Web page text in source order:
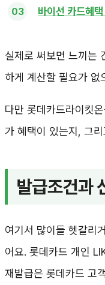
바이선 카드혜
실제로 써보면 느끼는
하게 계산할 필요가 없
다만 롯데카드라이킷
가 혜택이 있는지, 그
발급조건과
여기서 많이들 헷갈리
어요. 롯데카드 개인
재발급은 롯데카드 고